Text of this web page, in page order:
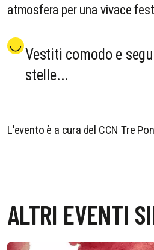
atmosfera per una vivace
Vestiti comodo e
stelle...
L'evento è a cura del CCN Tre
ALTRI EVENTI